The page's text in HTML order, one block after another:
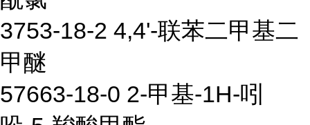
3753-18-2 4,4'-联苯二甲基二
甲醚
57663-18-0 2-甲基-1H-吲